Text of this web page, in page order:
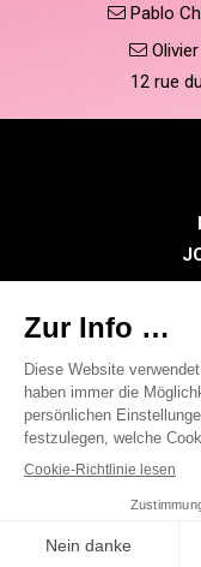
Pablo
Olivier
12 rue
Visual identity